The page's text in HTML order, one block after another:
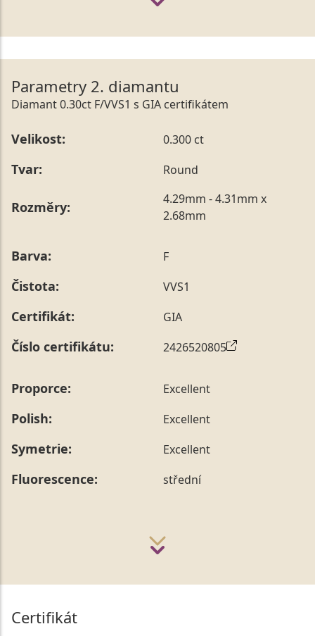
Parametry 2. diamantu
Diamant 0.30ct F/VVS1 s GIA certifikátem
Velikost: 0.300 ct
Tvar: Round
Rozměry:
4.29mm - 4.31mm x
2.68mm
Barva: F
Čistota: VVS1
Certifikát: GIA
Číslo certifikátu: 2426520805
Proporce: Excellent
Polish: Excellent
Symetrie: Excellent
Fluorescence: střední
Certifikát